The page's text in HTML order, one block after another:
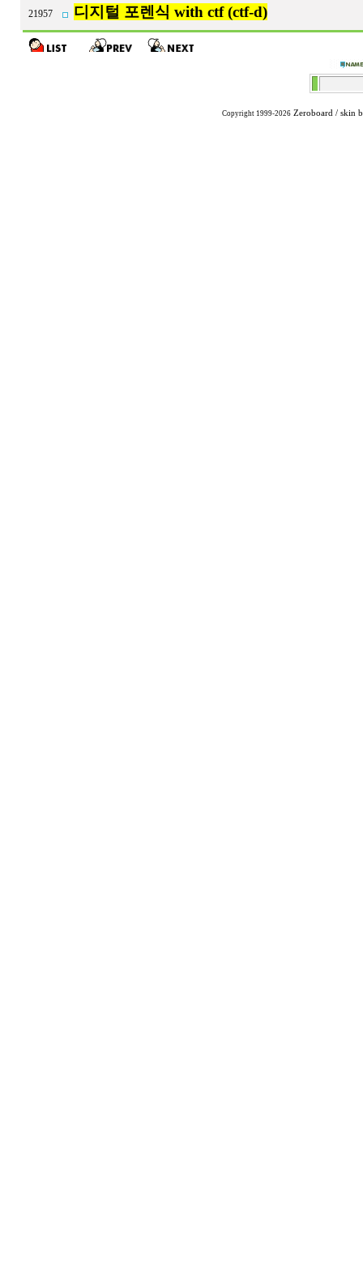
21957 디지털 포렌식 with ctf (ctf-d)
Copyright 1999-2026 Zeroboard / skin